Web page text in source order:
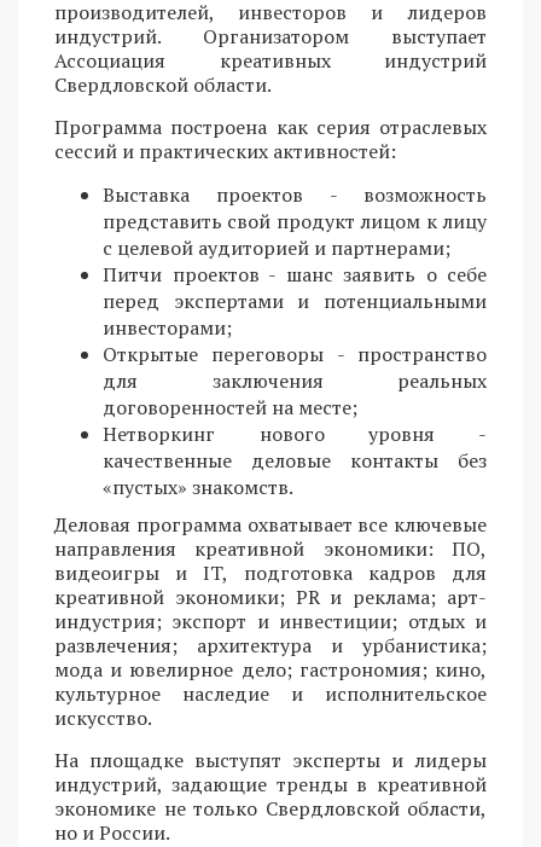
производителей, инвесторов и лидеров
индустрий. Организатором выступает
Ассоциация креативных индустрий
Свердловской области.
Программа построена как серия отраслевых
сессий и практических активностей:
Выставка проектов - возможность
представить свой продукт лицом к лицу
с целевой аудиторией и партнерами;
Питчи проектов - шанс заявить о себе
перед экспертами и потенциальными
инвесторами;
Открытые переговоры - пространство
для заключения реальных
договоренностей на месте;
Нетворкинг нового уровня -
качественные деловые контакты без
«пустых» знакомств.
Деловая программа охватывает все ключевые
направления креативной экономики: ПО,
видеоигры и IT, подготовка кадров для
креативной экономики; PR и реклама; арт-
индустрия; экспорт и инвестиции; отдых и
развлечения; архитектура и урбанистика;
мода и ювелирное дело; гастрономия; кино,
культурное наследие и исполнительское
искусство.
На площадке выступят эксперты и лидеры
индустрий, задающие тренды в креативной
экономике не только Свердловской области,
но и России.